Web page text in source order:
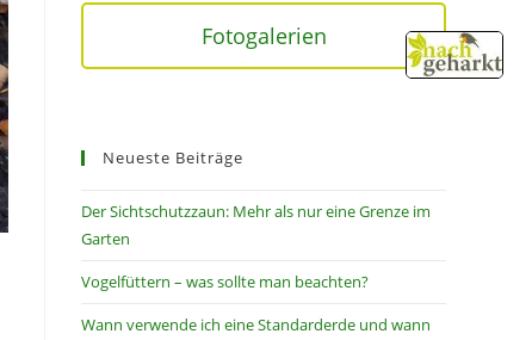
Fotogalerien
Neueste Beiträge
Der Sichtschutzzaun: Mehr als nur eine Grenze im
Garten
Vogelfüttern – was sollte man beachten?
Wann verwende ich eine Standarderde und wann